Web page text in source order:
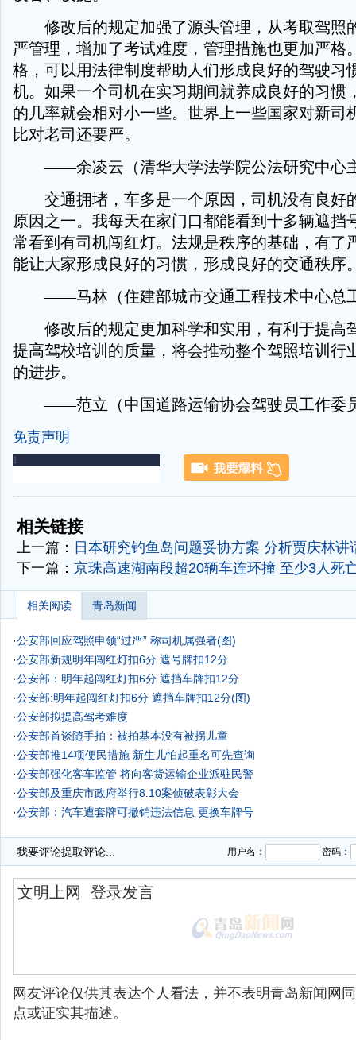
修改后的规定加强了源头管理，从考取驾照
严管理，增加了考试难度，管理措施也更加严格
格，可以用法律制度帮助人们形成良好的驾驶习
机。如果一个司机在实习期间就养成良好的习惯
的几率就会相对小一些。世界上一些国家对新司
比对老司还要严。
——余凌云（清华大学法学院公法研究中心
交通拥堵，车多是一个原因，司机没有良好
原因之一。我每天在家门口都能看到十多辆遮挡
常看到有司机闯红灯。法规是秩序的基础，有了
能让大家形成良好的习惯，形成良好的交通秩序
——马林（住建部城市交通工程技术中心总
修改后的规定更加科学和实用，有利于提高
提高驾校培训的质量，将会推动整个驾照培训行
的进步。
——范立（中国道路运输协会驾驶员工作委
免责声明
-
相关链接
上一篇： 日本研究钓鱼岛问题妥协方案 分析贾庆林讲
下一篇： 京珠高速湖南段超20辆车连环撞 至少3人死
相关阅读 青岛新闻
·公安部回应驾照申领“过严” 称司机属强者(图)
·公安部新规明年闯红灯扣6分 遮号牌扣12分
·公安部：明年起闯红灯扣6分 遮挡车牌扣12分
·公安部:明年起闯红灯扣6分 遮挡车牌扣12分(图)
·公安部拟提高驾考难度
·公安部首谈随手拍：被拍基本没有被拐儿童
·公安部推14项便民措施 新生儿怕起重名可先查询
·公安部强化客车监管 将向客货运输企业派驻民警
·公安部及重庆市政府举行8.10案侦破表彰大会
·公安部：汽车遭套牌可撤销违法信息 更换车牌号
我要评论提取评论... 用户名： 密码：
网友评论仅供其表达个人看法，并不表明青岛新闻网
点或证实其描述。